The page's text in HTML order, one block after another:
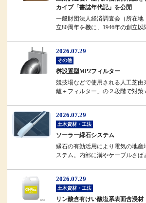
カイブ「書誌年代記」を公開
一般財団法人経済調査会（所在地
立80周年を機に、1946年の創立以
2026.07.29
その他
桝設置型MP2フィルター
競技場などで使用される人工芝由
離＋フィルター」の２段階で対策
2026.07.29
土木資材・工法
ソーラー縁石システム
縁石の有効活用により電気の地産
ステム。内部に溝やケーブルさば
2026.07.29
土木資材・工法
リン酸含有けい酸塩系表面含浸材